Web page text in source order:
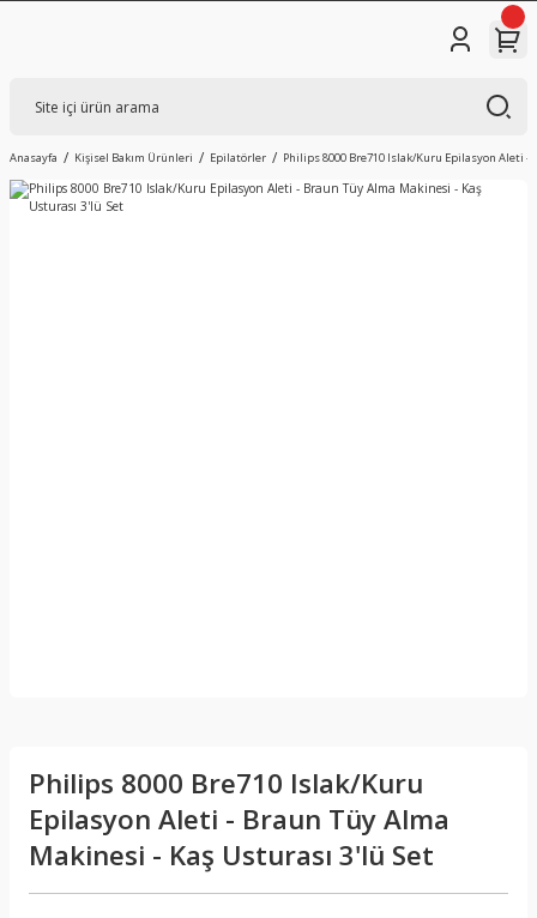
Anasayfa Kişisel Bakım Ürünleri Epilatörler Philips 8000 Bre710 Islak/Kuru Epilasyon Aleti -
Philips 8000 Bre710 Islak/Kuru
Epilasyon Aleti - Braun Tüy Alma
Makinesi - Kaş Usturası 3'lü Set